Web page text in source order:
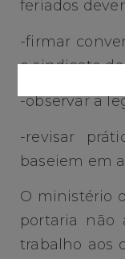
feriados
-firmar
o sindicato
-observar a
-revisar
baseiem em
O ministério
portaria não
trabalho aos